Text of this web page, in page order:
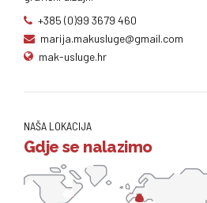
+385 (0)99 3679 460
marija.makusluge@gmail.com
mak-usluge.hr
NAŠA LOKACIJA
Gdje se nalazimo